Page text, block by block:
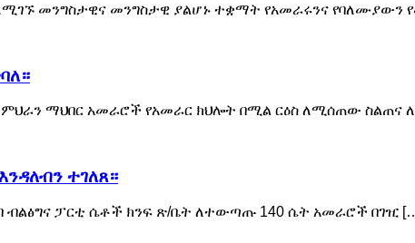
ለሚገኙ መንግስታዊና መንግስታዊ ያልሆኑ ተቋማት የአመራሩንና
መምህራን ማህበር አመራሮች የአመራር ክህሎት በሚል ርዕስ ለሚሰጠው ስልጠና
ተገለጸ።
ብልፅግና ፓርቲ ሴቶች ክንፍ ጽ/ቤት ለተውጣጡ 140 ሴት አመራሮች በገዢ